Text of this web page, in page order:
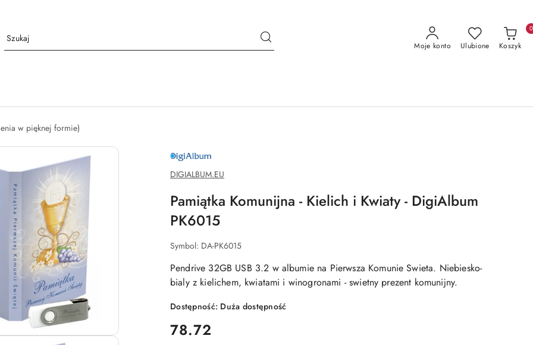
Moje konto Ulubione Koszyk
0
w pięknej formie)
DIGIALBUM.EU
DIGIALBUM.EU
Pamiątka Komunijna - Kielich i Kwiaty - DigiAlbum
PK6015
Symbol: DA-PK6015
Pendrive 32GB USB 3.2 w albumie na Pierwsza Komunie Swieta. Niebiesko-
bialy z kielichem, kwiatami i winogronami - swietny prezent komunijny.
Dostępność: Duża dostępność
cena:
78.72